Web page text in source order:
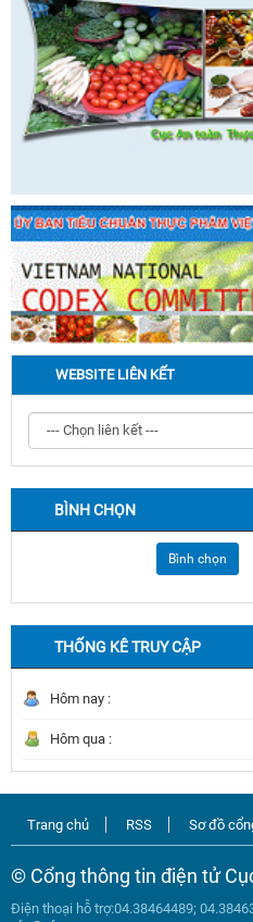
WEBSITE LIÊN KẾT
BÌNH CHỌN
Bình chọn
THỐNG KÊ TRUY CẬP
Hôm nay :
Hôm qua :
Trang chủ RSS Sơ đồ
© Cổng thông tin điện tử
Điện thoại hỗ trợ:04.38464489;